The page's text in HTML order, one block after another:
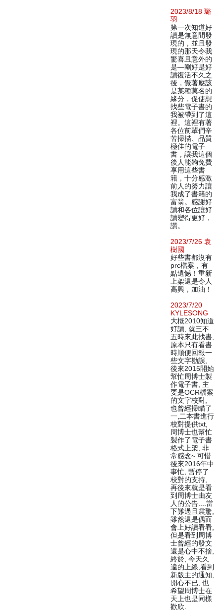
2023/8/18 璐
羽
第一次知道好
讀是無意間發
現的，並且發
現的那天令我
驚喜且意外的
是—剛好是好
讀復活不久之
後，覺著應該
是某種莫名的
緣分，促使想
找些電子書的
我被帶到了這
裡。這裡有著
各位前輩們辛
苦掃描、品質
極佳的電子
書，讓我這個
後人能夠免費
享用這些書
籍，十分感激
前人的努力讓
我成了書籍的
富翁。感謝好
讀和各位讓好
讀變得更好，
讚。
2023/7/26 袁
樹國
好些書都沒有
prc檔案，有
點遺憾！重新
上架還是令人
高興，加油！
2023/7/20
KYLESONG
大概2010知道
好讀, 就三不
五時來此找書,
原本只有看書
時順便回報一
些文字勘誤,
後來2015開始
幫忙周博士製
作電子書, 主
要是OCR檔案
的文字校對,
也曾經掃瞄了
一,二本書進行
校對提供txt,
周博士也幫忙
製作了電子書
格式上架, 非
常感念~ 可惜
後來2016年中
事忙, 暫停了
校對的支持,
再後來就是看
到周博士由友
人的公告....當
下難過且震驚,
雖然還是偶而
會上好讀看看,
但是看到周博
士曾經的發文
還是心中不捨,
終於, 今天久
違的上線,看到
新版主的通知,
開心不已, 也
希望周博士在
天上也是同樣
歡欣.